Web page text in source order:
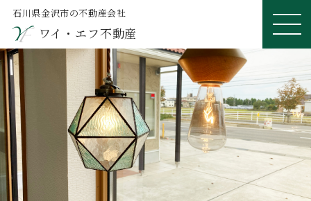
石川県金沢市の不動産会社
ワイ・エフ不動産
ME
NU